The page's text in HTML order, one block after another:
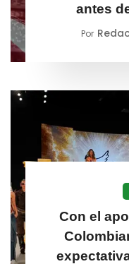
antes
Por
Con el